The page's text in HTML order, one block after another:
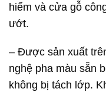
hiếm và cửa gỗ
ướt.
– Được sản xuất
nghệ pha màu sẵn
không bị tách lớp.